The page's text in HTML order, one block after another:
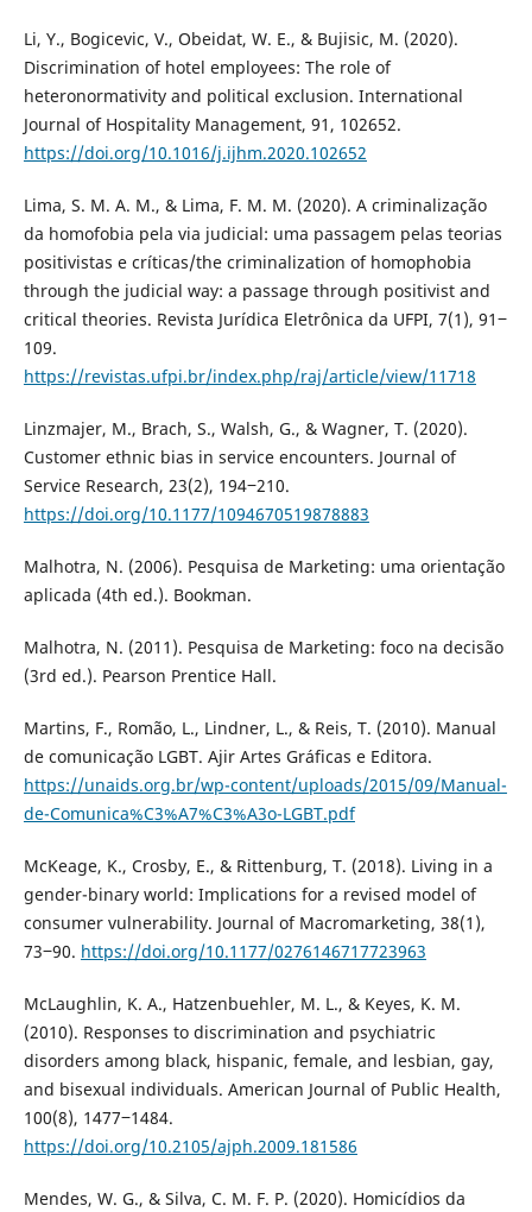
Li, Y., Bogicevic, V., Obeidat, W. E., & Bujisic, M. (2020).
Discrimination of hotel employees: The role of
heteronormativity and political exclusion. International
Journal of Hospitality Management, 91, 102652.
https://doi.org/10.1016/j.ijhm.2020.102652
Lima, S. M. A. M., & Lima, F. M. M. (2020). A criminalização
da homofobia pela via judicial: uma passagem pelas teorias
positivistas e críticas/the criminalization of homophobia
through the judicial way: a passage through positivist and
critical theories. Revista Jurídica Eletrônica da UFPI, 7(1), 91‒
109.
https://revistas.ufpi.br/index.php/raj/article/view/11718
Linzmajer, M., Brach, S., Walsh, G., & Wagner, T. (2020).
Customer ethnic bias in service encounters. Journal of
Service Research, 23(2), 194‒210.
https://doi.org/10.1177/1094670519878883
Malhotra, N. (2006). Pesquisa de Marketing: uma orientação
aplicada (4th ed.). Bookman.
Malhotra, N. (2011). Pesquisa de Marketing: foco na decisão
(3rd ed.). Pearson Prentice Hall.
Martins, F., Romão, L., Lindner, L., & Reis, T. (2010). Manual
de comunicação LGBT. Ajir Artes Gráficas e Editora.
https://unaids.org.br/wp-content/uploads/2015/09/Manual-
de-Comunica%C3%A7%C3%A3o-LGBT.pdf
McKeage, K., Crosby, E., & Rittenburg, T. (2018). Living in a
gender-binary world: Implications for a revised model of
consumer vulnerability. Journal of Macromarketing, 38(1),
73‒90. https://doi.org/10.1177/0276146717723963
McLaughlin, K. A., Hatzenbuehler, M. L., & Keyes, K. M.
(2010). Responses to discrimination and psychiatric
disorders among black, hispanic, female, and lesbian, gay,
and bisexual individuals. American Journal of Public Health,
100(8), 1477‒1484.
https://doi.org/10.2105/ajph.2009.181586
Mendes, W. G., & Silva, C. M. F. P. (2020). Homicídios da